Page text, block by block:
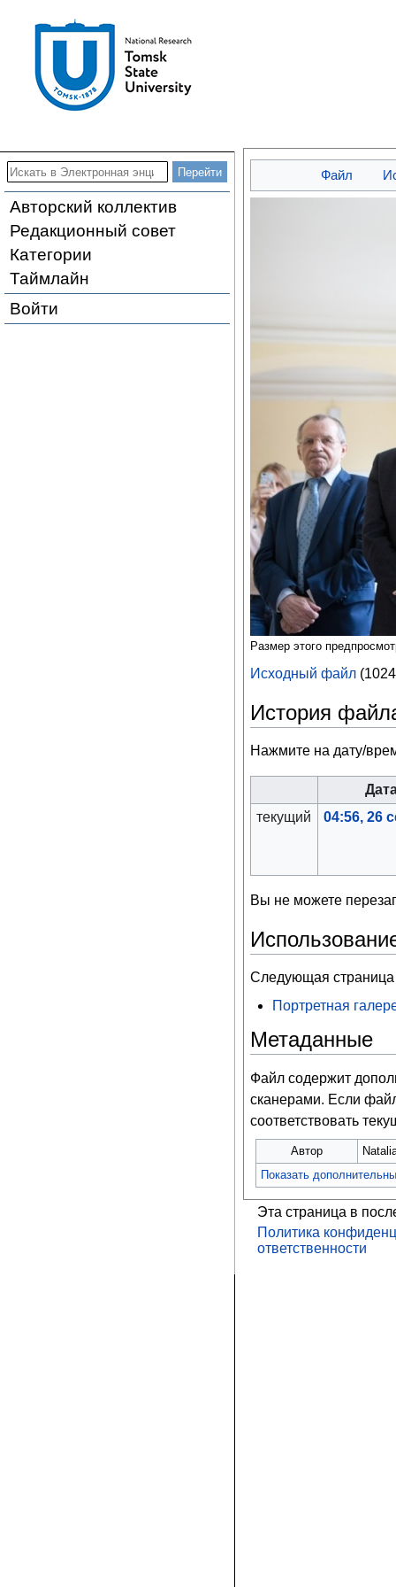
Авторский коллектив
Редакционный совет
Категории
Таймлайн
Войти
Файл
Размер этого
Исходный файл‎
История
Нажмите на дату/
текущий
04:56, 26
Вы не можете
Следующая страница
Портретная
Метаданные
Файл содержит
сканерами. Если
соответствовать
Автор
Показать
Эта страница в
Политика
ответственности